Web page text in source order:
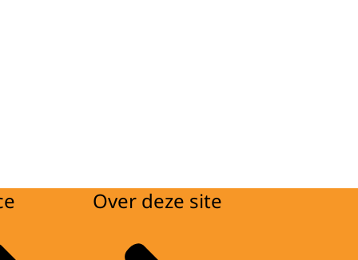
Over deze site